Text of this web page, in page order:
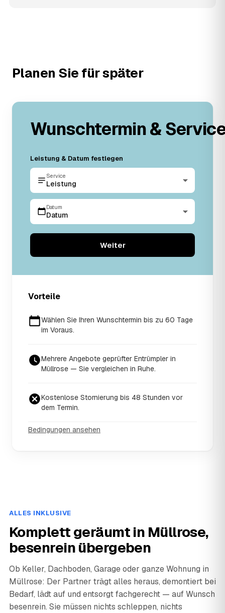
Planen Sie für später
Wunschtermin &
Leistung & Datum festlegen
Service
Leistung
Datum
Datum
Weiter
Vorteile
Wählen Sie Ihren Wunschtermin bis zu 60 Tage
im Voraus.
Mehrere Angebote geprüfter Entrümpler in
Müllrose — Sie vergleichen in Ruhe.
Kostenlose Stornierung bis 48 Stunden vor
dem Termin.
Bedingungen ansehen
ALLES INKLUSIVE
Komplett geräumt in Müllrose,
besenrein übergeben
Ob Keller, Dachboden, Garage oder ganze Wohnung in
Müllrose: Der Partner trägt alles heraus, demontiert bei
Bedarf, lädt auf und entsorgt fachgerecht — auf Wunsch
besenrein. Sie müssen nichts schleppen, nichts